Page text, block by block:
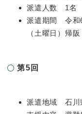
派遣人数 1名
派遣期間 令和
（土曜日）帰阪
第5回
派遣地域 石川